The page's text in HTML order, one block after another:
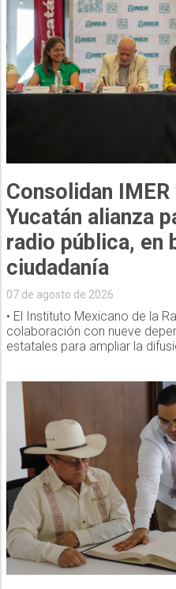
Consolidan
Yucatán alianza
radio pública, en
ciudadanía
07 de agosto de 2026
• El Instituto Mexicano de la
colaboración con nueve
estatales para ampliar la